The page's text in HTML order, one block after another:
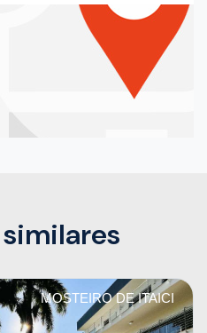
MOSTEIRO DE ITAICI